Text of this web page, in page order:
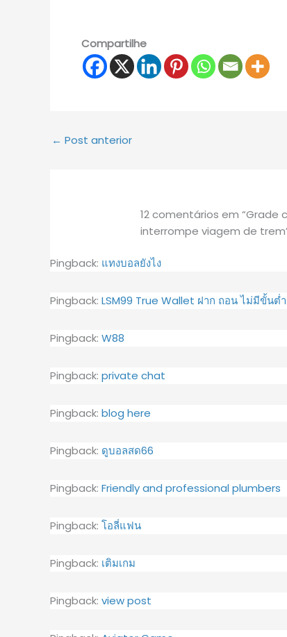
Compartilhe
← Post anterior
12 comentários em “Grade
interrompe viagem de
Pingback: แทงบอลยังไง
Pingback: LSM99 True Wallet ฝาก ถอน ไม่มีขั้นต่ำ
Pingback: W88
Pingback: private chat
Pingback: blog here
Pingback: ดูบอลสด66
Pingback: Friendly and professional plumbers
Pingback: โอลี่แฟน
Pingback: เติมเกม
Pingback: view post